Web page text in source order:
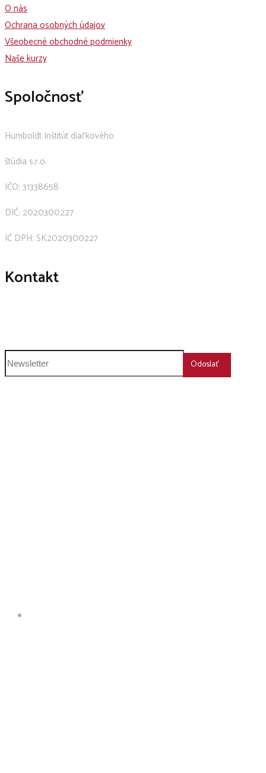
O nás
Ochrana osobných údajov
Všeobecné obchodné podmienky
Naše kurzy
Spoločnosť
Humboldt Inštitút diaľkového
štúdia s.r.o.
IČO: 31338658
DIČ: 2020300227
IČ DPH: SK2020300227
Kontakt
Odoslať